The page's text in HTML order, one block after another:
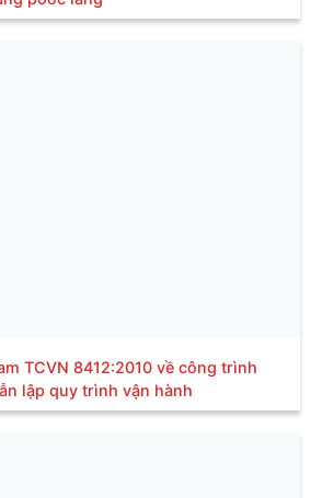
TCVN 8412:2010 về công trình
lập quy trình vận hành